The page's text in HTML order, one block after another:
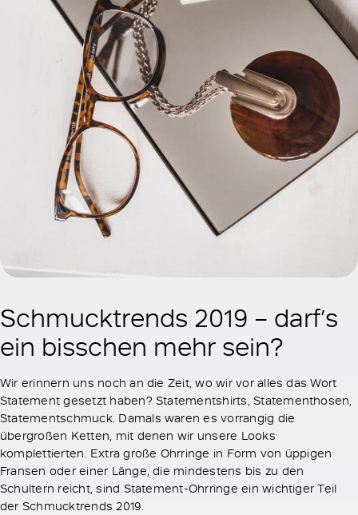
Schmucktrends 2019 – darf’s
ein bisschen mehr sein?
Wir erinnern uns noch an die Zeit, wo wir vor alles das Wort
Statement gesetzt haben? Statementshirts, Statementhosen,
Statementschmuck. Damals waren es vorrangig die
übergroßen Ketten, mit denen wir unsere Looks
komplettierten. Extra große Ohrringe in Form von üppigen
Fransen oder einer Länge, die mindestens bis zu den
Schultern reicht, sind Statement-Ohrringe ein wichtiger Teil
der Schmucktrends 2019.